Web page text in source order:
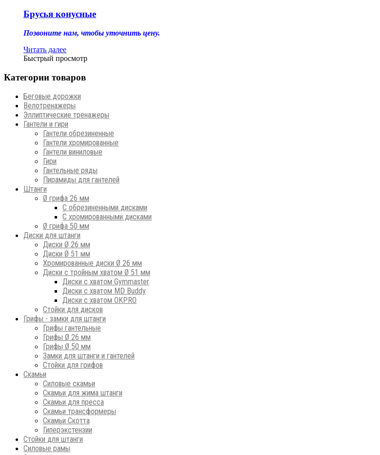
Брусья конусные
Позвоните нам, чтобы уточнить цену.
Читать далее
Быстрый просмотр
Категории товаров
Беговые дорожки
Велотренажеры
Эллиптические тренажеры
Гантели и гири
Гантели обрезиненные
Гантели хромированные
Гантели виниловые
Гири
Гантельные ряды
Пирамиды для гантелей
Штанги
Ø грифа 26 мм
С обрезиненными дисками
С хромированными дисками
Ø грифа 50 мм
Диски для штанги
Диски Ø 26 мм
Диски Ø 51 мм
Хромированные диски Ø 26 мм
Диски с тройным хватом Ø 51 мм
Диски с хватом Gymmaster
Диски с хватом MD Buddy
Диски с хватом OKPRO
Стойки для дисков
Грифы - замки для штанги
Грифы гантельные
Грифы Ø 26 мм
Грифы Ø 50 мм
Замки для штанги и гантелей
Стойки для грифов
Скамьи
Силовые скамьи
Скамьи для жима штанги
Скамьи для пресса
Скамьи трансформеры
Скамьи Скотта
Гиперэкстензии
Стойки для штанги
Силовые рамы